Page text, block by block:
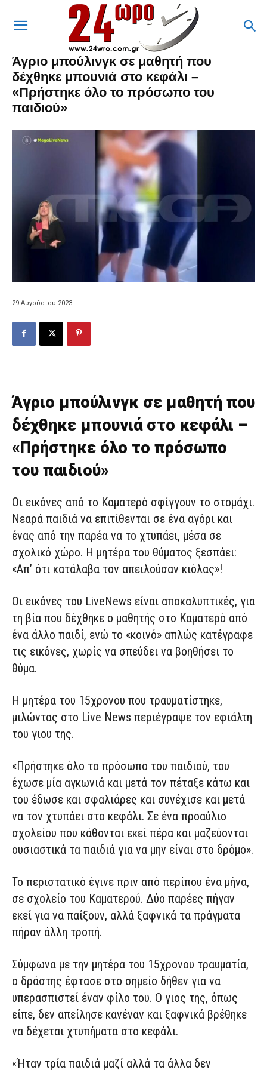
Άγριο μπούλινγκ σε μαθητή που
δέχθηκε μπουνιά στο κεφάλι –
«Πρήστηκε όλο το πρόσωπο του
παιδιού»
29 Αυγούστου 2023
Άγριο μπούλινγκ σε μαθητή που
δέχθηκε μπουνιά στο κεφάλι –
«Πρήστηκε όλο το πρόσωπο
του παιδιού»
Οι εικόνες από το Καματερό σφίγγουν το στομάχι.
Νεαρά παιδιά να επιτίθενται σε ένα αγόρι και
ένας από την παρέα να το χτυπάει, μέσα σε
σχολικό χώρο. Η μητέρα του θύματος ξεσπάει:
«Απ’ ότι κατάλαβα τον απειλούσαν κιόλας»!
Οι εικόνες του LiveNews είναι αποκαλυπτικές, για
τη βία που δέχθηκε ο μαθητής στο Καματερό από
ένα άλλο παιδί, ενώ το «κοινό» απλώς κατέγραφε
τις εικόνες, χωρίς να σπεύδει να βοηθήσει το
θύμα.
Η μητέρα του 15χρονου που τραυματίστηκε,
μιλώντας στο Live News περιέγραψε τον εφιάλτη
του γιου της.
«Πρήστηκε όλο το πρόσωπο του παιδιού, του
έχωσε μία αγκωνιά και μετά τον πέταξε κάτω και
του έδωσε και σφαλιάρες και συνέχισε και μετά
να τον χτυπάει στο κεφάλι. Σε ένα προαύλιο
σχολείου που κάθονται εκεί πέρα και μαζεύονται
ουσιαστικά τα παιδιά για να μην είναι στο δρόμο».
Το περιστατικό έγινε πριν από περίπου ένα μήνα,
σε σχολείο του Καματερού. Δύο παρέες πήγαν
εκεί για να παίξουν, αλλά ξαφνικά τα πράγματα
πήραν άλλη τροπή.
Σύμφωνα με την μητέρα του 15χρονου τραυματία,
ο δράστης έφτασε στο σημείο δήθεν για να
υπερασπιστεί έναν φίλο του. Ο γιος της, όπως
είπε, δεν απείλησε κανέναν και ξαφνικά βρέθηκε
να δέχεται χτυπήματα στο κεφάλι.
«Ήταν τρία παιδιά μαζί αλλά τα άλλα δεν